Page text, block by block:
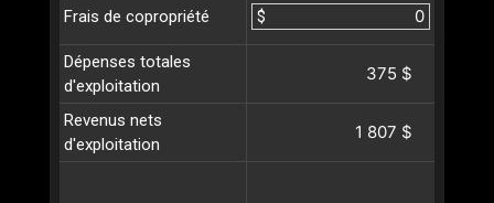
Frais de copropriété $
Dépenses totales
d'exploitation
375 $
Revenus nets
d'exploitation
1 807 $